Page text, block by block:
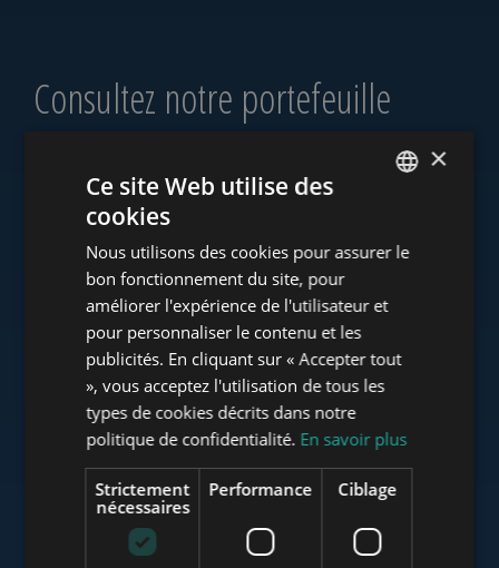
Consultez notre portefeuille
www.towerassistance.com
www.mybudapesthome.com
HUNGARIAN
FRENCH
ITALIAN
RUSSIAN
ARABIC
×
Ce site Web utilise des
cookies
Nous utilisons des cookies pour assurer le
bon fonctionnement du site, pour
améliorer l'expérience de l'utilisateur et
pour personnaliser le contenu et les
publicités. En cliquant sur « Accepter tout
», vous acceptez l'utilisation de tous les
types de cookies décrits dans notre
politique de confidentialité. En savoir plus
Strictement
nécessaires
Performance Ciblage